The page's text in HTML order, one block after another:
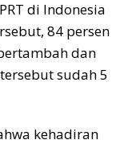
di Indonesia
84 persen
dan
sudah 5
kehadiran